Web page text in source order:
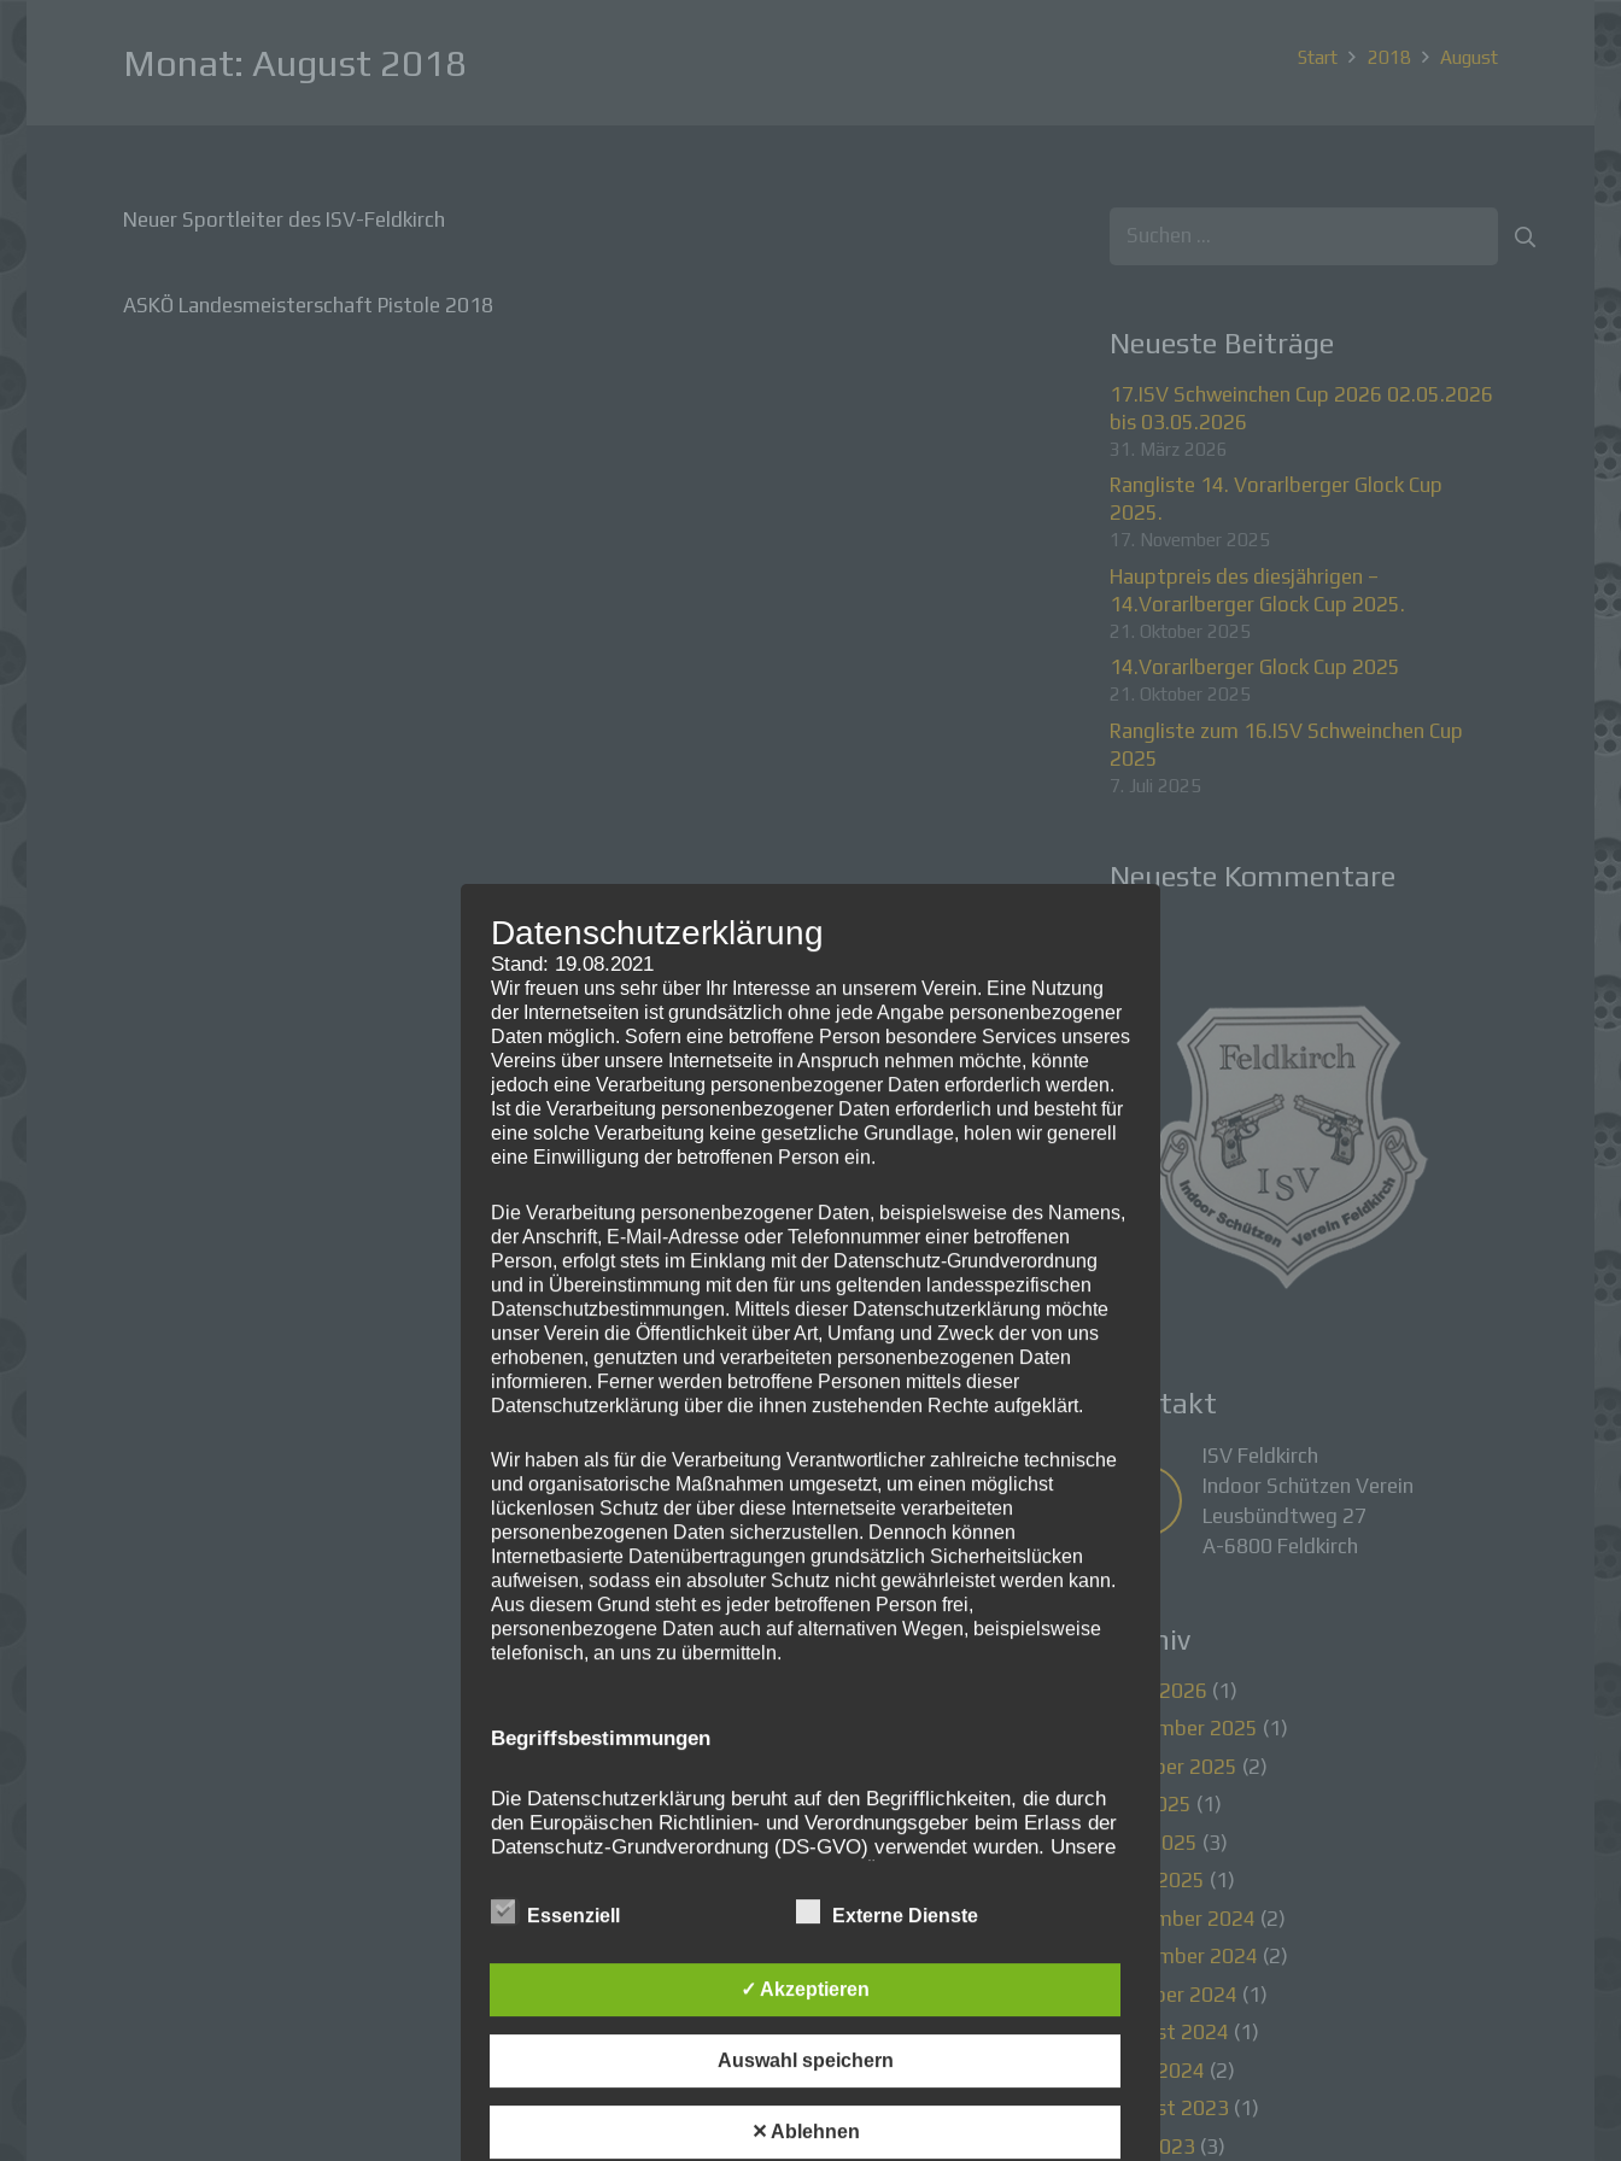
Monat: August 2018 Start 2018 August
Neuer Sportleiter des ISV-Feldkirch
ASKÖ Landesmeisterschaft Pistole 2018
Suchen
Neueste Beiträge
17.ISV Schweinchen Cup 2026 02.05.2026
bis 03.05.2026
31. März 2026
Rangliste 14. Vorarlberger Glock Cup
2025.
17. November 2025
Hauptpreis des diesjährigen –
14.Vorarlberger Glock Cup 2025.
21. Oktober 2025
14.Vorarlberger Glock Cup 2025
21. Oktober 2025
Rangliste zum 16.ISV Schweinchen Cup
2025
7. Juli 2025
Neueste Kommentare
Kontakt
ISV Feldkirch
Indoor Schützen Verein
Leusbündtweg 27
A-6800 Feldkirch
Archiv
März 2026 (1)
November 2025 (1)
Oktober 2025 (2)
Juli 2025 (1)
Juni 2025 (3)
April 2025 (1)
Dezember 2024 (2)
November 2024 (2)
Oktober 2024 (1)
August 2024 (1)
April 2024 (2)
August 2023 (1)
Mai 2023 (3)
Datenschutzerklärung
Stand: 19.08.2021
Wir freuen uns sehr über Ihr Interesse an unserem Verein. Eine Nutzung
der Internetseiten ist grundsätzlich ohne jede Angabe personenbezogener
Daten möglich. Sofern eine betroffene Person besondere Services unseres
Vereins über unsere Internetseite in Anspruch nehmen möchte, könnte
jedoch eine Verarbeitung personenbezogener Daten erforderlich werden.
Ist die Verarbeitung personenbezogener Daten erforderlich und besteht für
eine solche Verarbeitung keine gesetzliche Grundlage, holen wir generell
eine Einwilligung der betroffenen Person ein.
Die Verarbeitung personenbezogener Daten, beispielsweise des Namens,
der Anschrift, E-Mail-Adresse oder Telefonnummer einer betroffenen
Person, erfolgt stets im Einklang mit der Datenschutz-Grundverordnung
und in Übereinstimmung mit den für uns geltenden landesspezifischen
Datenschutzbestimmungen. Mittels dieser Datenschutzerklärung möchte
unser Verein die Öffentlichkeit über Art, Umfang und Zweck der von uns
erhobenen, genutzten und verarbeiteten personenbezogenen Daten
informieren. Ferner werden betroffene Personen mittels dieser
Datenschutzerklärung über die ihnen zustehenden Rechte aufgeklärt.
Wir haben als für die Verarbeitung Verantwortlicher zahlreiche technische
und organisatorische Maßnahmen umgesetzt, um einen möglichst
lückenlosen Schutz der über diese Internetseite verarbeiteten
personenbezogenen Daten sicherzustellen. Dennoch können
Internetbasierte Datenübertragungen grundsätzlich Sicherheitslücken
aufweisen, sodass ein absoluter Schutz nicht gewährleistet werden kann.
Aus diesem Grund steht es jeder betroffenen Person frei,
personenbezogene Daten auch auf alternativen Wegen, beispielsweise
telefonisch, an uns zu übermitteln.
Begriffsbestimmungen
Die Datenschutzerklärung beruht auf den Begrifflichkeiten, die durch
den Europäischen Richtlinien- und Verordnungsgeber beim Erlass der
Datenschutz-Grundverordnung (DS-GVO) verwendet wurden. Unsere
unsere Kunden und Geschäftspartner einfach lesbar und verständlich
sein. Um dies zu gewährleisten, möchten wir vorab die verwendeten
Wir verwenden in dieser Datenschutzerklärung unter anderem die
a) personenbezogene Daten
Essenziell Externe Dienste
✓ Akzeptieren
Auswahl speichern
✕ Ablehnen